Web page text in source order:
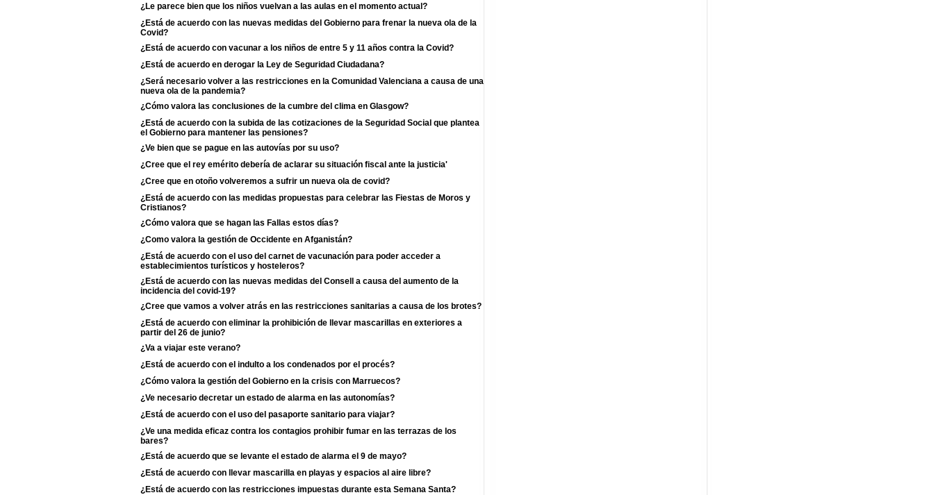
¿Le parece bien que los niños vuelvan a las aulas en el momento actual?
¿Está de acuerdo con las nuevas medidas del Gobierno para frenar la nueva ola de la
Covid?
¿Está de acuerdo con vacunar a los niños de entre 5 y 11 años contra la Covid?
¿Está de acuerdo en derogar la Ley de Seguridad Ciudadana?
¿Será necesario volver a las restricciones en la Comunidad Valenciana a causa de una
nueva ola de la pandemia?
¿Cómo valora las conclusiones de la cumbre del clima en Glasgow?
¿Está de acuerdo con la subida de las cotizaciones de la Seguridad Social que plantea
el Gobierno para mantener las pensiones?
¿Ve bien que se pague en las autovías por su uso?
¿Cree que el rey emérito debería de aclarar su situación fiscal ante la justicia'
¿Cree que en otoño volveremos a sufrir un nueva ola de covid?
¿Está de acuerdo con las medidas propuestas para celebrar las Fiestas de Moros y
Cristianos?
¿Cómo valora que se hagan las Fallas estos días?
¿Como valora la gestión de Occidente en Afganistán?
¿Está de acuerdo con el uso del carnet de vacunación para poder acceder a
establecimientos turísticos y hosteleros?
¿Está de acuerdo con las nuevas medidas del Consell a causa del aumento de la
incidencia del covid-19?
¿Cree que vamos a volver atrás en las restricciones sanitarias a causa de los brotes?
¿Está de acuerdo con eliminar la prohibición de llevar mascarillas en exteriores a
partir del 26 de junio?
¿Va a viajar este verano?
¿Está de acuerdo con el indulto a los condenados por el procés?
¿Cómo valora la gestión del Gobierno en la crisis con Marruecos?
¿Ve necesario decretar un estado de alarma en las autonomías?
¿Está de acuerdo con el uso del pasaporte sanitario para viajar?
¿Ve una medida eficaz contra los contagios prohibir fumar en las terrazas de los
bares?
¿Está de acuerdo que se levante el estado de alarma el 9 de mayo?
¿Está de acuerdo con llevar mascarilla en playas y espacios al aire libre?
¿Está de acuerdo con las restricciones impuestas durante esta Semana Santa?